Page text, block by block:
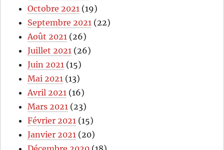
Octobre 2021 (19)
Septembre 2021 (22)
Août 2021 (26)
Juillet 2021 (26)
Juin 2021 (15)
Mai 2021 (13)
Avril 2021 (16)
Mars 2021 (23)
Février 2021 (15)
Janvier 2021 (20)